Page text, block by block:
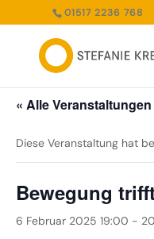
01517 2236 768
« Alle Veranstaltungen
Diese Veranstaltung hat
Bewegung
6 Februar 2025 19:00 -